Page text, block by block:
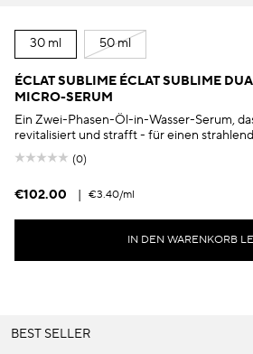
30 ml 50 ml
ÉCLAT SUBLIME ÉCLAT SUBLIME
MICRO-SERUM
Ein Zwei-Phasen-Öl-in-Wasser-Serum,
revitalisiert und strafft - für einen
(0)
€102.00 | €3.40/ml
IN DEN WARENKORB
BEST SELLER